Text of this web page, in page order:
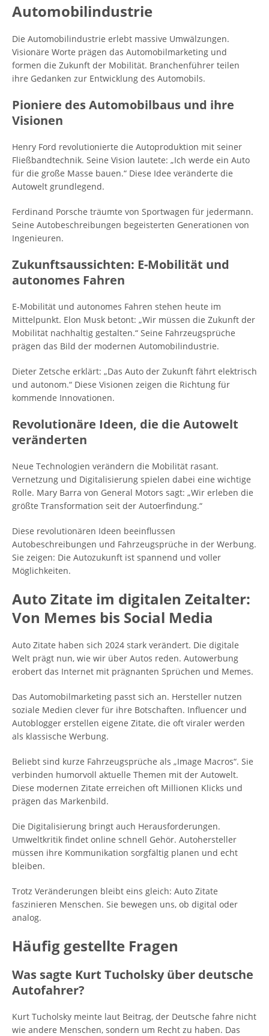
Automobilindustrie
Die Automobilindustrie erlebt massive Umwälzungen.
Visionäre Worte prägen das Automobilmarketing und
formen die Zukunft der Mobilität. Branchenführer teilen
ihre Gedanken zur Entwicklung des Automobils.
Pioniere des Automobilbaus und ihre
Visionen
Henry Ford revolutionierte die Autoproduktion mit seiner
Fließbandtechnik. Seine Vision lautete: „Ich werde ein Auto
für die große Masse bauen.“ Diese Idee veränderte die
Autowelt grundlegend.
Ferdinand Porsche träumte von Sportwagen für jedermann.
Seine Autobeschreibungen begeisterten Generationen von
Ingenieuren.
Zukunftsaussichten: E-Mobilität und
autonomes Fahren
E-Mobilität und autonomes Fahren stehen heute im
Mittelpunkt. Elon Musk betont: „Wir müssen die Zukunft der
Mobilität nachhaltig gestalten.“ Seine Fahrzeugsprüche
prägen das Bild der modernen Automobilindustrie.
Dieter Zetsche erklärt: „Das Auto der Zukunft fährt elektrisch
und autonom.“ Diese Visionen zeigen die Richtung für
kommende Innovationen.
Revolutionäre Ideen, die die Autowelt
veränderten
Neue Technologien verändern die Mobilität rasant.
Vernetzung und Digitalisierung spielen dabei eine wichtige
Rolle. Mary Barra von General Motors sagt: „Wir erleben die
größte Transformation seit der Autoerfindung.“
Diese revolutionären Ideen beeinflussen
Autobeschreibungen und Fahrzeugsprüche in der Werbung.
Sie zeigen: Die Autozukunft ist spannend und voller
Möglichkeiten.
Auto Zitate im digitalen Zeitalter:
Von Memes bis Social Media
Auto Zitate haben sich 2024 stark verändert. Die digitale
Welt prägt nun, wie wir über Autos reden. Autowerbung
erobert das Internet mit prägnanten Sprüchen und Memes.
Das Automobilmarketing passt sich an. Hersteller nutzen
soziale Medien clever für ihre Botschaften. Influencer und
Autoblogger erstellen eigene Zitate, die oft viraler werden
als klassische Werbung.
Beliebt sind kurze Fahrzeugsprüche als „Image Macros“. Sie
verbinden humorvoll aktuelle Themen mit der Autowelt.
Diese modernen Zitate erreichen oft Millionen Klicks und
prägen das Markenbild.
Die Digitalisierung bringt auch Herausforderungen.
Umweltkritik findet online schnell Gehör. Autohersteller
müssen ihre Kommunikation sorgfältig planen und echt
bleiben.
Trotz Veränderungen bleibt eins gleich: Auto Zitate
faszinieren Menschen. Sie bewegen uns, ob digital oder
analog.
Häufig gestellte Fragen
Was sagte Kurt Tucholsky über deutsche
Autofahrer?
Kurt Tucholsky meinte laut Beitrag, der Deutsche fahre nicht
wie andere Menschen, sondern um Recht zu haben. Das